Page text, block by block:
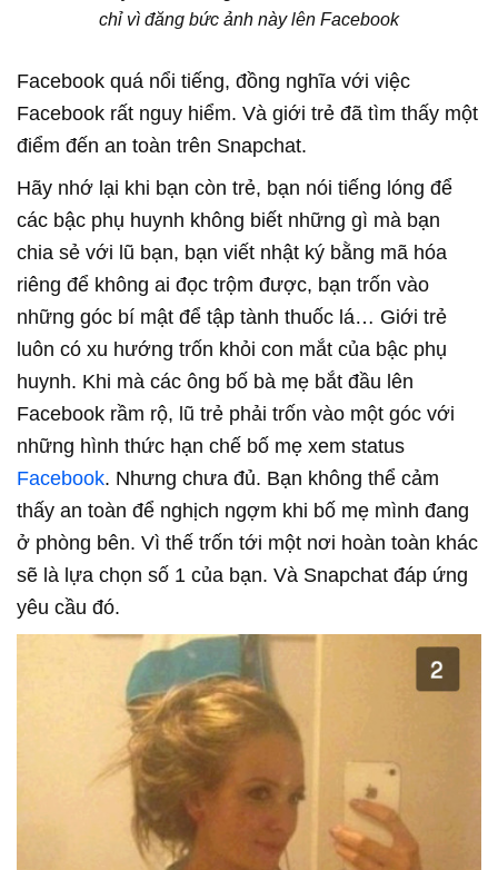
chỉ vì đăng bức ảnh này lên Facebook
Facebook quá nổi tiếng, đồng nghĩa với việc
Facebook rất nguy hiểm. Và giới trẻ đã tìm thấy một
điểm đến an toàn trên Snapchat.
Hãy nhớ lại khi bạn còn trẻ, bạn nói tiếng lóng để
các bậc phụ huynh không biết những gì mà bạn
chia sẻ với lũ bạn, bạn viết nhật ký bằng mã hóa
riêng để không ai đọc trộm được, bạn trốn vào
những góc bí mật để tập tành thuốc lá… Giới trẻ
luôn có xu hướng trốn khỏi con mắt của bậc phụ
huynh. Khi mà các ông bố bà mẹ bắt đầu lên
Facebook rầm rộ, lũ trẻ phải trốn vào một góc với
những hình thức hạn chế bố mẹ xem status
Facebook. Nhưng chưa đủ. Bạn không thể cảm
thấy an toàn để nghịch ngợm khi bố mẹ mình đang
ở phòng bên. Vì thế trốn tới một nơi hoàn toàn khác
sẽ là lựa chọn số 1 của bạn. Và Snapchat đáp ứng
yêu cầu đó.